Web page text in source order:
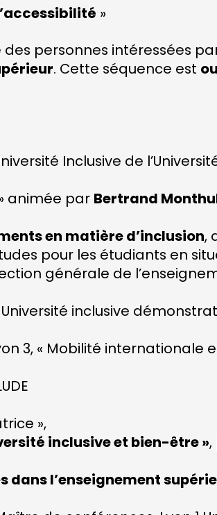
»
personnes intéressées
. Cette séquence est
Inclusive de
animée par Bertrand
en matière d’inclusion,
pour les étudiants en
générale de
inclusive
3, « Mobilité internationale
»,
inclusive et bien-être »,
dans l’enseignement